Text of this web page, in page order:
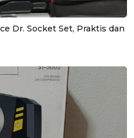
Dr. Socket Set, Praktis dan